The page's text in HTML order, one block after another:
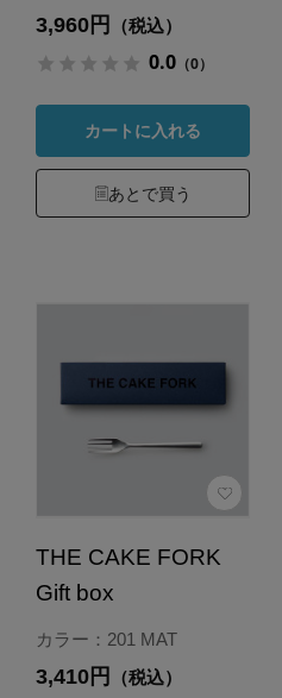
3,960円 （税込）
0.0（0）
カートに入れる
あとで買う
THE CAKE FORK
Gift box
カラー：201 MAT
3,410円 （税込）